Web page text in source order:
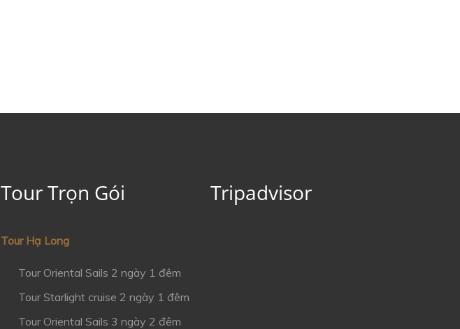
Tour Trọn Gói
Tour Hạ Long
Tour Oriental Sails 2 ngày 1 đêm
Tour Starlight cruise 2 ngày 1 đêm
Tour Oriental Sails 3 ngày 2 đêm
Tripadvisor